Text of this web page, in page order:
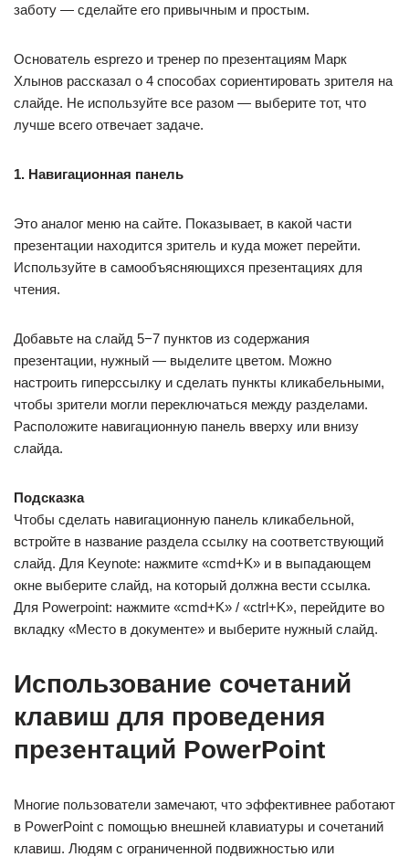
заботу — сделайте его привычным и простым.
Основатель esprezo и тренер по презентациям Марк
Хлынов рассказал о 4 способах сориентировать зрителя на
слайде. Не используйте все разом — выберите тот, что
лучше всего отвечает задаче.
1. Навигационная панель
Это аналог меню на сайте. Показывает, в какой части
презентации находится зритель и куда может перейти.
Используйте в самообъясняющихся презентациях для
чтения.
Добавьте на слайд 5−7 пунктов из содержания
презентации, нужный — выделите цветом. Можно
настроить гиперссылку и сделать пункты кликабельными,
чтобы зрители могли переключаться между разделами.
Расположите навигационную панель вверху или внизу
слайда.
Подсказка
Чтобы сделать навигационную панель кликабельной,
встройте в название раздела ссылку на соответствующий
слайд. Для Keynote: нажмите «сmd+K» и в выпадающем
окне выберите слайд, на который должна вести ссылка.
Для Powerpoint: нажмите «cmd+K» / «ctrl+K», перейдите во
вкладку «Место в документе» и выберите нужный слайд.
Использование сочетаний
клавиш для проведения
презентаций PowerPoint
Многие пользователи замечают, что эффективнее работают
в PowerPoint с помощью внешней клавиатуры и сочетаний
клавиш. Людям с ограниченной подвижностью или